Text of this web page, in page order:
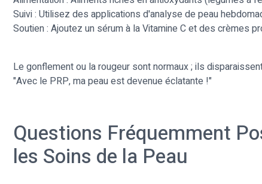
Suivi : Utilisez des applications d'analyse de peau
Soutien : Ajoutez un sérum à la Vitamine C et des crèmes
Le gonflement ou la rougeur sont normaux ; ils
"Avec le PRP, ma peau est devenue éclatante !"
Questions Fréquemment
les Soins de la Peau